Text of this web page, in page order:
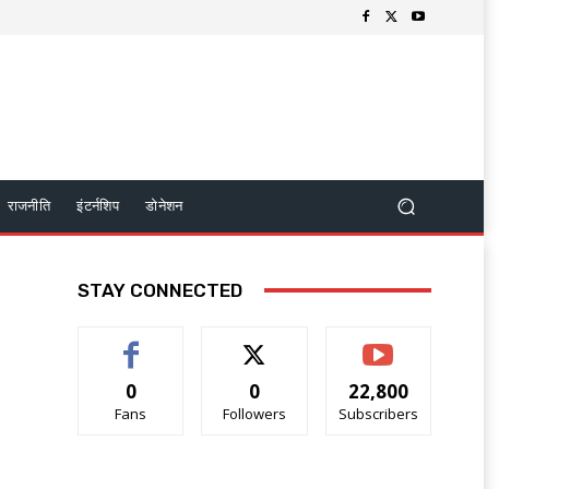
राजनीति इंटर्नशिप डोनेशन
STAY CONNECTED
0
Fans
0
Followers
22,800
Subscribers